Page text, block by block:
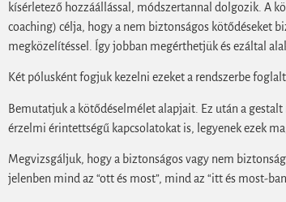
kísérletező hozzáállással, módszertannal dolgozik. A
coaching) célja, hogy a nem biztonságos kötődéseket
megközelítéssel. Így jobban megérthetjük és ezáltal
Két pólusként fogjuk kezelni ezeket a rendszerbe
Bemutatjuk a kötődéselmélet alapjait. Ez után a
érzelmi érintettségű kapcsolatokat is, legyenek ezek
Megvizsgáljuk, hogy a biztonságos vagy nem
jelenben mind az “ott és most”, mind az “itt és most-